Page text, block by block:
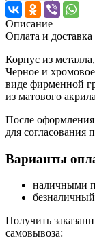
Описание
Оплата и доставка
Корпус из
Черное и
виде фирменной
из матового
После оформления
для согласования
Варианты
наличными
Получить
самовывоза: